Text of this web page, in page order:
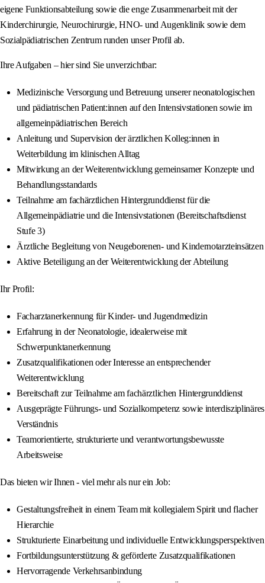
eigene Funktionsabteilung sowie die enge Zusammenarbeit mit der
Kinderchirurgie, Neurochirurgie, HNO- und Augenklinik sowie dem
Sozialpädiatrischen Zentrum runden unser Profil ab.
Ihre Aufgaben – hier sind Sie unverzichtbar:
Medizinische Versorgung und Betreuung unserer neonatologischen
und pädiatrischen Patient:innen auf den Intensivstationen sowie im
allgemeinpädiatrischen Bereich
Anleitung und Supervision der ärztlichen Kolleg:innen in
Weiterbildung im klinischen Alltag
Mitwirkung an der Weiterentwicklung gemeinsamer Konzepte und
Behandlungsstandards
Teilnahme am fachärztlichen Hintergrunddienst für die
Allgemeinpädiatrie und die Intensivstationen (Bereitschaftsdienst
Stufe 3)
Ärztliche Begleitung von Neugeborenen- und Kindernotarzteinsätzen
Aktive Beteiligung an der Weiterentwicklung der Abteilung
Ihr Profil:
Facharztanerkennung für Kinder- und Jugendmedizin
Erfahrung in der Neonatologie, idealerweise mit
Schwerpunktanerkennung
Zusatzqualifikationen oder Interesse an entsprechender
Weiterentwicklung
Bereitschaft zur Teilnahme am fachärztlichen Hintergrunddienst
Ausgeprägte Führungs- und Sozialkompetenz sowie interdisziplinäres
Verständnis
Teamorientierte, strukturierte und verantwortungsbewusste
Arbeitsweise
Das bieten wir Ihnen - viel mehr als nur ein Job:
Gestaltungsfreiheit in einem Team mit kollegialem Spirit und flacher
Hierarchie
Strukturierte Einarbeitung und individuelle Entwicklungsperspektiven
Fortbildungsunterstützung & geförderte Zusatzqualifikationen
Hervorragende Verkehrsanbindung